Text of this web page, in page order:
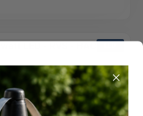
1022101
LED - RVS - HACCP